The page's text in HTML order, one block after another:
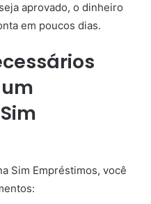
aprovado, o dinheiro
em poucos dias.
Sim Empréstimos, você